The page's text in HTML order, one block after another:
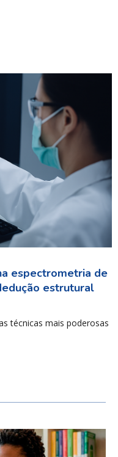
espectrometria de
estrutural
técnicas mais poderosas